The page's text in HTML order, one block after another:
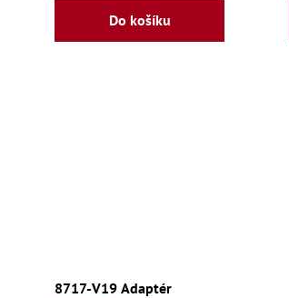
Do košíku
8717-V19 Adaptér